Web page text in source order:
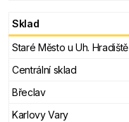
Sklad
Staré Město u Uh. Hradiště
Centrální sklad
Břeclav
Karlovy Vary